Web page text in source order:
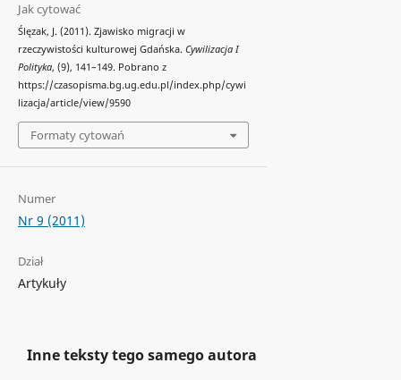
Jak cytować
Ślęzak, J. (2011). Zjawisko migracji w
rzeczywistości kulturowej Gdańska. Cywilizacja I
Polityka, (9), 141–149. Pobrano z
https://czasopisma.bg.ug.edu.pl/index.php/cywi
lizacja/article/view/9590
Formaty cytowań
Numer
Nr 9 (2011)
Dział
Artykuły
Inne teksty tego samego autora